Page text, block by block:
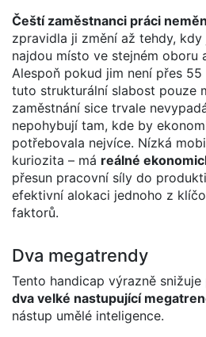
Čeští zaměstnanci práci
zpravidla ji změní až tehdy,
najdou místo ve stejném oboru
Alespoň pokud jim není přes
tuto strukturální slabost pouze
zaměstnání sice trvale
nepohybují tam, kde by
potřebovala nejvíce. Nízká
kuriozita – má reálné
přesun pracovní síly do
efektivní alokaci jednoho z
faktorů.
Dva megatrendy
Tento handicap výrazně
dva velké nastupující
nástup umělé inteligence.